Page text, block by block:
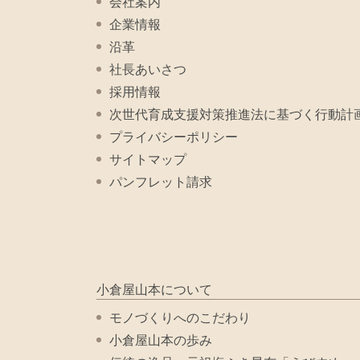
企業情報
沿革
社長あいさつ
採用情報
次世代育成支援対策推進法に基づく行動計
プライバシーポリシー
サイトマップ
パンフレット請求
小倉屋山本について
モノづくりへのこだわり
小倉屋山本の歩み